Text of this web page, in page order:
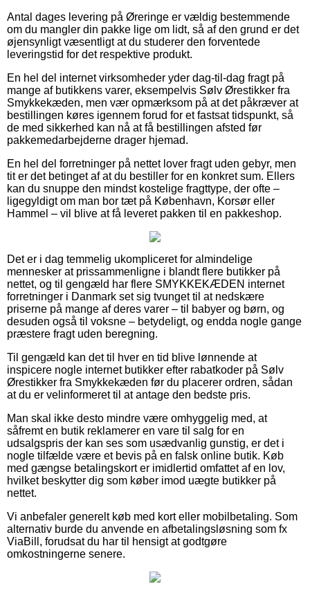
Antal dages levering på Øreringe er vældig bestemmende
om du mangler din pakke lige om lidt, så af den grund er det
øjensynligt væsentligt at du studerer den forventede
leveringstid for det respektive produkt.
En hel del internet virksomheder yder dag-til-dag fragt på
mange af butikkens varer, eksempelvis Sølv Ørestikker fra
Smykkekæden, men vær opmærksom på at det påkræver at
bestillingen køres igennem forud for et fastsat tidspunkt, så
de med sikkerhed kan nå at få bestillingen afsted før
pakkemedarbejderne drager hjemad.
En hel del forretninger på nettet lover fragt uden gebyr, men
tit er det betinget af at du bestiller for en konkret sum. Ellers
kan du snuppe den mindst kostelige fragttype, der ofte –
ligegyldigt om man bor tæt på København, Korsør eller
Hammel – vil blive at få leveret pakken til en pakkeshop.
Det er i dag temmelig ukompliceret for almindelige
mennesker at prissammenligne i blandt flere butikker på
nettet, og til gengæld har flere SMYKKEKÆDEN internet
forretninger i Danmark set sig tvunget til at nedskære
priserne på mange af deres varer – til babyer og børn, og
desuden også til voksne – betydeligt, og endda nogle gange
præstere fragt uden beregning.
Til gengæld kan det til hver en tid blive lønnende at
inspicere nogle internet butikker efter rabatkoder på Sølv
Ørestikker fra Smykkekæden før du placerer ordren, sådan
at du er velinformeret til at antage den bedste pris.
Man skal ikke desto mindre være omhyggelig med, at
såfremt en butik reklamerer en vare til salg for en
udsalgspris der kan ses som usædvanlig gunstig, er det i
nogle tilfælde være et bevis på en falsk online butik. Køb
med gængse betalingskort er imidlertid omfattet af en lov,
hvilket beskytter dig som køber imod uægte butikker på
nettet.
Vi anbefaler generelt køb med kort eller mobilbetaling. Som
alternativ burde du anvende en afbetalingsløsning som fx
ViaBill, forudsat du har til hensigt at godtgøre
omkostningerne senere.